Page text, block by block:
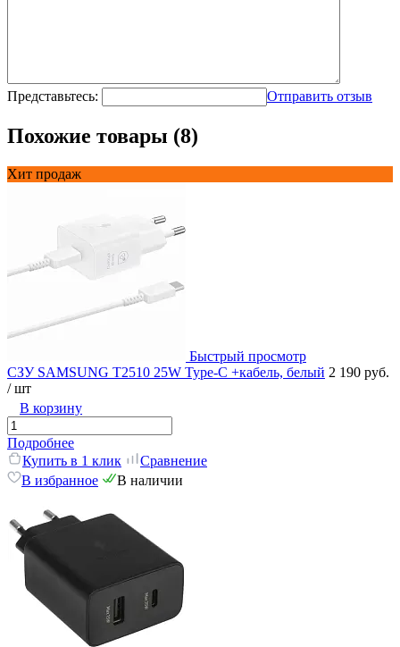
Представьтесь: Отправить отзыв
Похожие товары (8)
Хит продаж
Быстрый просмотр
СЗУ SAMSUNG T2510 25W Type-C +кабель, белый 2 190 руб.
/ шт
В корзину
Подробнее
Купить в 1 клик
Сравнение
В избранное
В наличии